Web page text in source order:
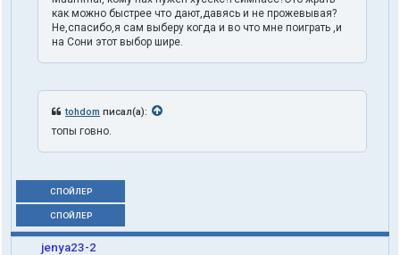
как можно быстрее что дают,давясь и не прожевывая?
Не,спасибо,я сам выберу когда и во что мне поиграть ,и
на Сони этот выбор шире.
tohdom писал(а):
топы говно.
СПОЙЛЕР
СПОЙЛЕР
jenya23-2